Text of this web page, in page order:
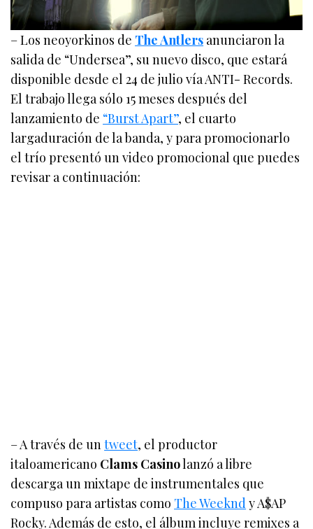
– Los neoyorkinos de The Antlers anunciaron la
salida de “Undersea”, su nuevo disco, que estará
disponible desde el 24 de julio vía ANTI- Records.
El trabajo llega sólo 15 meses después del
lanzamiento de “Burst Apart”, el cuarto
largaduración de la banda, y para promocionarlo
el trío presentó un video promocional que puedes
revisar a continuación:
– A través de untweet, el productor
italoamericano Clams Casinolanzó a libre
descarga un mixtape de instrumentales que
compuso para artistas como The Weekndy A$AP
Rocky. Además de esto, el álbum incluye remixes a